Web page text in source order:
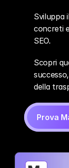
Sviluppa
concreti
SEO.
Scopri
della
Prova